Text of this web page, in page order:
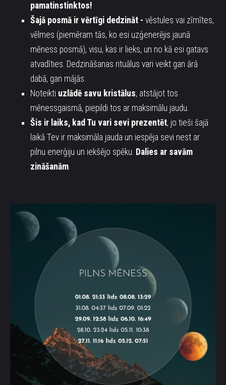
pamatinstinktos!
Šajā posmā ir vērtīgi dedzināt - vēstules vai zīmītes,
vēlmes (piemēram tās, ko esi uzģenerējis jaunā
mēness posmā), visu, kas ir lieks, un no kā esi gatavs
atvadīties. Dedzināšanas rituālus vari veikt gan ārā
dabā, gan mājās.
Noteikti uzlādē savu kristālus, atstājot tos
mēnessgaismā, piepildi tos ar maksimālu jaudu.
Šis ir laiks, kad Tu vari sevi prezentēt, jo tieši šajā
laikā Tev ir maksimāla jauda un iespēja sevi nest ar
pilnu enerģiju un iekšējo spēku. Dalies ar savām
zināšanām.